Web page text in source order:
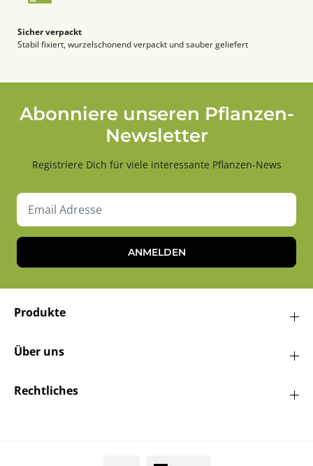
Sicher verpackt
Stabil fixiert, wurzelschonend verpackt und sauber geliefert
Abonniere unseren Pflanzen-
Newsletter
Registriere Dich für viele interessante Pflanzen-News
ANMELDEN
Produkte
Über uns
Rechtliches